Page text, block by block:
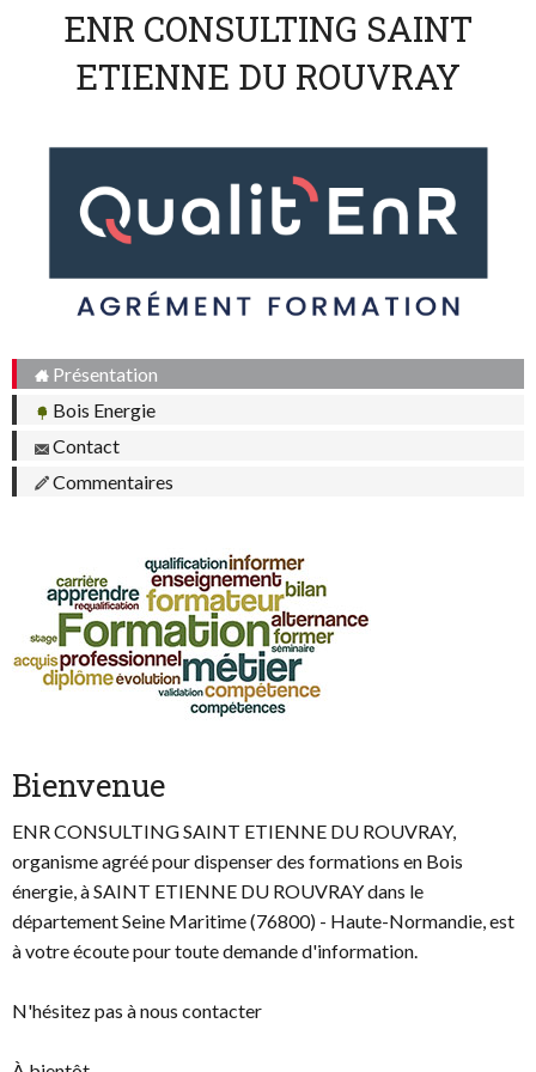
ENR CONSULTING SAINT
ETIENNE DU ROUVRAY
Présentation
Bois Energie
Contact
Commentaires
Bienvenue
ENR CONSULTING SAINT ETIENNE DU ROUVRAY,
organisme agréé pour dispenser des formations en Bois
énergie, à SAINT ETIENNE DU ROUVRAY dans le
département Seine Maritime (76800) - Haute-Normandie, est
à votre écoute pour toute demande d'information.
N'hésitez pas à nous contacter